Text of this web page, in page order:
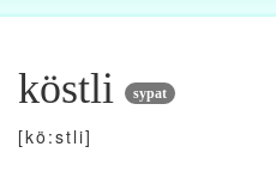
köstli sypat
[kö:stli]